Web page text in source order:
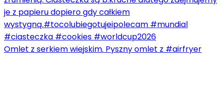
Omlet z serkiem wiejskim. Pyszny omlet z #airfryer